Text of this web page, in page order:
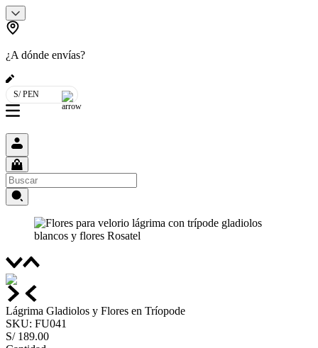
¿A dónde envías?
S/ PEN
Lágrima Gladiolos y Flores en Tríopode
SKU: FU041
S/ 189.00